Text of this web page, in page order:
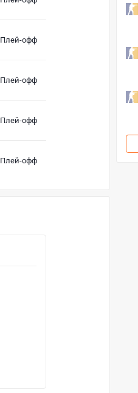
Плей-офф
Плей-офф
Плей-офф
Плей-офф